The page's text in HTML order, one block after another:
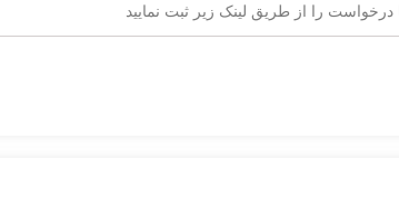
را از طریق لینک زیر ثبت نمایید